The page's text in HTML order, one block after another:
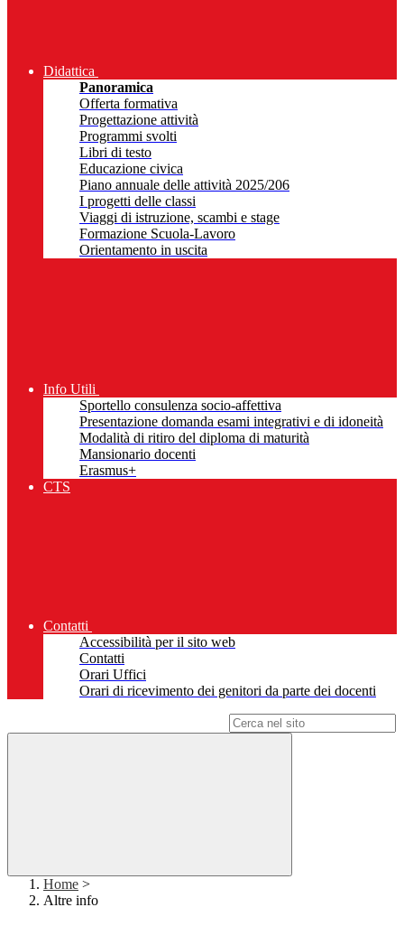
Didattica
Panoramica
Offerta formativa
Progettazione attività
Programmi svolti
Libri di testo
Educazione civica
Piano annuale delle attività 2025/206
I progetti delle classi
Viaggi di istruzione, scambi e stage
Formazione Scuola-Lavoro
Orientamento in uscita
Info Utili
Sportello consulenza socio-affettiva
Presentazione domanda esami integrativi e di idoneità
Modalità di ritiro del diploma di maturità
Mansionario docenti
Erasmus+
CTS
Contatti
Accessibilità per il sito web
Contatti
Orari Uffici
Orari di ricevimento dei genitori da parte dei docenti
Home >
Altre info